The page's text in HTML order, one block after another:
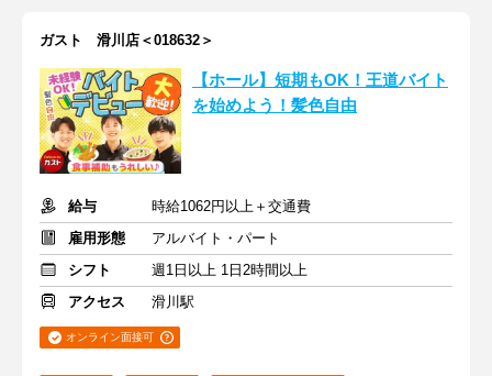
ガスト 滑川店＜018632＞
【ホール】短期もOK！王道バイト
を始めよう！髪色自由
給与
時給1062円以上＋交通費
雇用形態
アルバイト・パート
シフト
週1日以上 1日2時間以上
アクセス
滑川駅
オンライン面接可